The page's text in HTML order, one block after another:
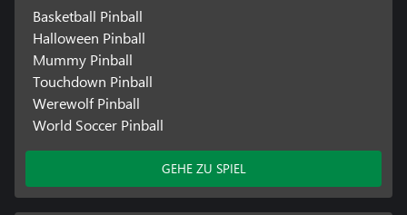
Basketball Pinball
Halloween Pinball
Mummy Pinball
Touchdown Pinball
Werewolf Pinball
World Soccer Pinball
GEHE ZU SPIEL